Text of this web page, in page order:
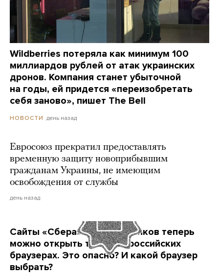
Wildberries потеряла как минимум 100
миллиардов рублей от атак украинских
дронов. Компания станет убыточной
на годы, ей придется «переизобретать
себя заново», пишет The Bell
НОВОСТИ день назад
Евросоюз прекратил предоставлять
временную защиту новоприбывшим
гражданам Украины, не имеющим
освобождения от службы
день назад
Сайты «Сбера» и других банков теперь
можно открыть только в российских
браузерах. Это опасно? И какой браузер
выбрать?